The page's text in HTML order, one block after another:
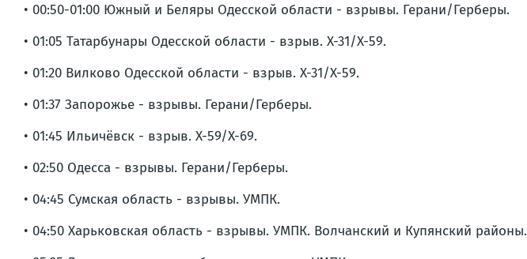
• 00:50-01:00 Южный и Беляры Одесской области - взрывы. Герани/Герберы.
• 01:05 Татарбунары Одесской области - взрыв. Х-31/Х-59.
• 01:20 Вилково Одесской области - взрыв. Х-31/Х-59.
• 01:37 Запорожье - взрывы. Герани/Герберы.
• 01:45 Ильичёвск - взрыв. Х-59/Х-69.
• 02:50 Одесса - взрывы. Герани/Герберы.
• 04:45 Сумская область - взрывы. УМПК.
• 04:50 Харьковская область - взрывы. УМПК. Волчанский и Купянский районы.